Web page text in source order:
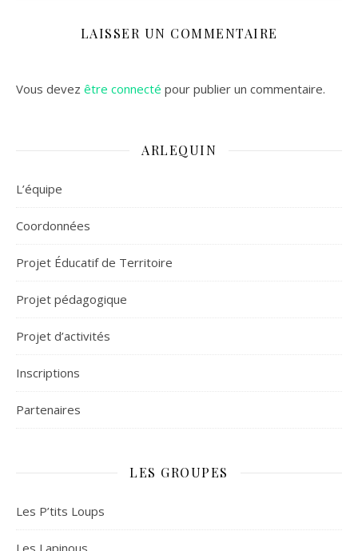
LAISSER UN COMMENTAIRE
Vous devez être connecté pour publier un commentaire.
ARLEQUIN
L’équipe
Coordonnées
Projet Éducatif de Territoire
Projet pédagogique
Projet d’activités
Inscriptions
Partenaires
LES GROUPES
Les P’tits Loups